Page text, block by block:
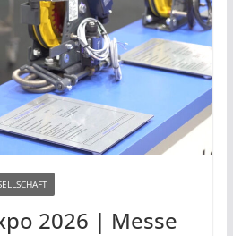
2026 | Messe